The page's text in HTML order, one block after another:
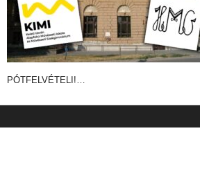
PÓTFELVÉTELI!…